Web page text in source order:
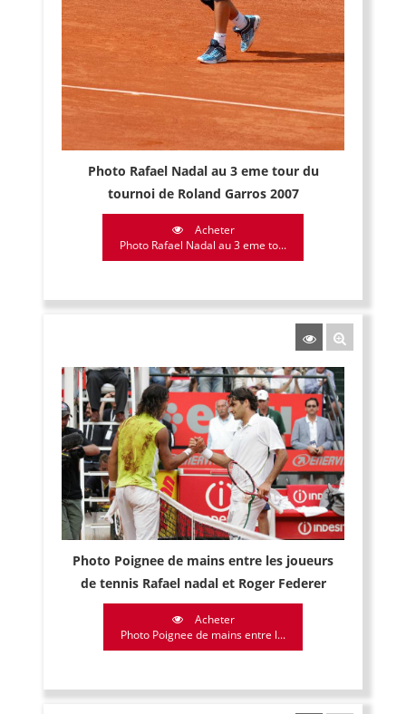
Photo Rafael Nadal au 3 eme tour du
tournoi de Roland Garros 2007
Acheter
Photo Rafael Nadal au 3 eme to...
Photo Poignee de mains entre les joueurs
de tennis Rafael nadal et Roger Federer
Acheter
Photo Poignee de mains entre l...